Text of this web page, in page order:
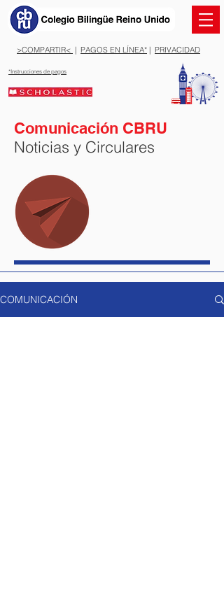
>COMPARTIR< | PAGOS EN LÍNEA* | PRIVACIDAD
*Instrucciones de pagos
Comunicación CBRU
Noticias y Circulares
COMUNICACIÓN